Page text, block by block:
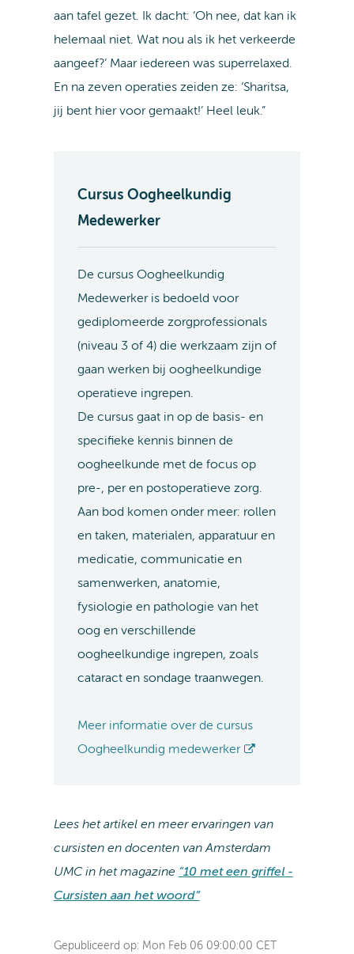
aan tafel gezet. Ik dacht: ‘Oh nee, dat kan ik
helemaal niet. Wat nou als ik het verkeerde
aangeef?’ Maar iedereen was superrelaxed.
En na zeven operaties zeiden ze: ‘Sharitsa,
jij bent hier voor gemaakt!’ Heel leuk.”
Cursus Oogheelkundig
Medewerker
De cursus Oogheelkundig
Medewerker is bedoeld voor
gediplomeerde zorgprofessionals
(niveau 3 of 4) die werkzaam zijn of
gaan werken bij oogheelkundige
operatieve ingrepen.
De cursus gaat in op de basis- en
specifieke kennis binnen de
oogheelkunde met de focus op
pre-, per en postoperatieve zorg.
Aan bod komen onder meer: rollen
en taken, materialen, apparatuur en
medicatie, communicatie en
samenwerken, anatomie,
fysiologie en pathologie van het
oog en verschillende
oogheelkundige ingrepen, zoals
cataract en sondage traanwegen.
Meer informatie over de cursus
Oogheelkundig medewerker
Lees het artikel en meer ervaringen van
cursisten en docenten van Amsterdam
UMC in het magazine “10 met een griffel -
Cursisten aan het woord”
Gepubliceerd op: Mon Feb 06 09:00:00 CET